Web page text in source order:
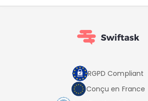
RGPD Compliant
Conçu en France